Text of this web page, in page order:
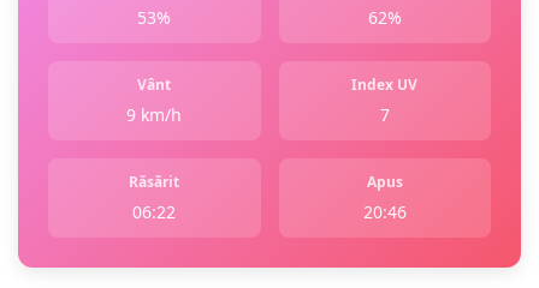
53% 62%
Vânt
9 km/h
Index UV
7
Răsărit
06:22
Apus
20:46